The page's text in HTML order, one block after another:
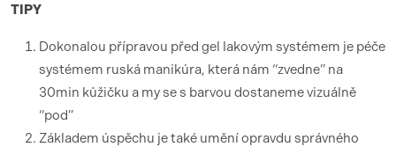
TIPY
Dokonalou přípravou před gel lakovým systémem je péče
systémem ruská manikúra, která nám “zvedne” na
30min kůžičku a my se s barvou dostaneme vizuálně
“pod”
Základem úspěchu je také umění opravdu správného